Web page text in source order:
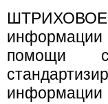
ШТРИХОВОЕ
информации
помощи